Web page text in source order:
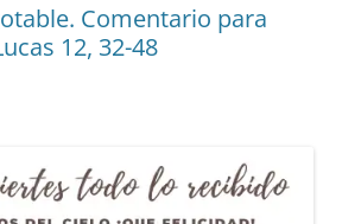
Comentario para
12, 32-48